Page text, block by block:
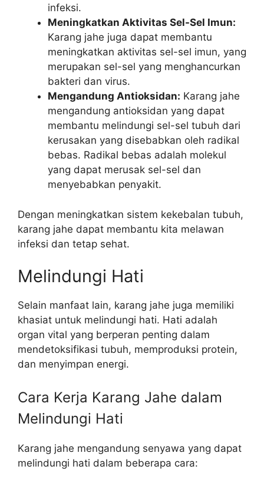
infeksi.
Meningkatkan Aktivitas Sel-Sel Imun:
Karang jahe juga dapat membantu
meningkatkan aktivitas sel-sel imun, yang
merupakan sel-sel yang menghancurkan
bakteri dan virus.
Mengandung Antioksidan: Karang jahe
mengandung antioksidan yang dapat
membantu melindungi sel-sel tubuh dari
kerusakan yang disebabkan oleh radikal
bebas. Radikal bebas adalah molekul
yang dapat merusak sel-sel dan
menyebabkan penyakit.
Dengan meningkatkan sistem kekebalan tubuh,
karang jahe dapat membantu kita melawan
infeksi dan tetap sehat.
Melindungi Hati
Selain manfaat lain, karang jahe juga memiliki
khasiat untuk melindungi hati. Hati adalah
organ vital yang berperan penting dalam
mendetoksifikasi tubuh, memproduksi protein,
dan menyimpan energi.
Cara Kerja Karang Jahe dalam
Melindungi Hati
Karang jahe mengandung senyawa yang dapat
melindungi hati dalam beberapa cara: